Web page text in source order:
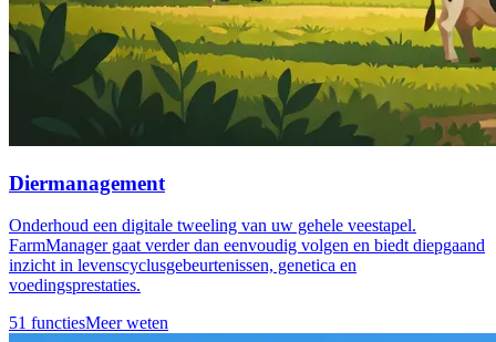
Diermanagement
Onderhoud een digitale tweeling van uw gehele veestapel.
FarmManager gaat verder dan eenvoudig volgen en biedt diepgaand
inzicht in levenscyclusgebeurtenissen, genetica en
voedingsprestaties.
51 functiesMeer weten